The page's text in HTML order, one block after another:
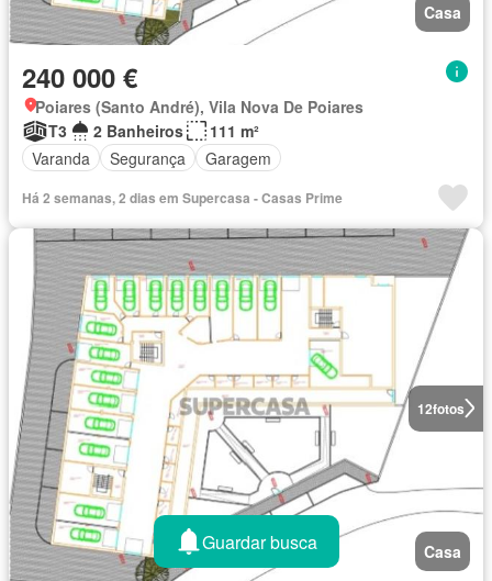
Casa
240 000 €
Poiares (Santo André), Vila Nova De Poiares
T3
2 Banheiros
111 m²
Varanda
Segurança Garagem
Há 2 semanas, 2 dias em Supercasa - Casas Prime
12fotos
Casa
Guardar busca